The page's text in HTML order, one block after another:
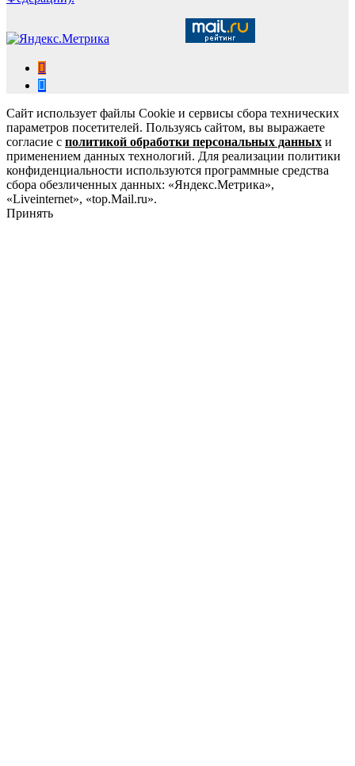
Сайт использует файлы Cookie и сервисы сбора технических
параметров посетителей. Пользуясь сайтом, вы выражаете
согласие с политикой обработки персональных данных и
применением данных технологий. Для реализации политики
конфиденциальности используются программные средства
сбора обезличенных данных: «Яндекс.Метрика»,
«Liveinternet», «top.Mail.ru».
Принять